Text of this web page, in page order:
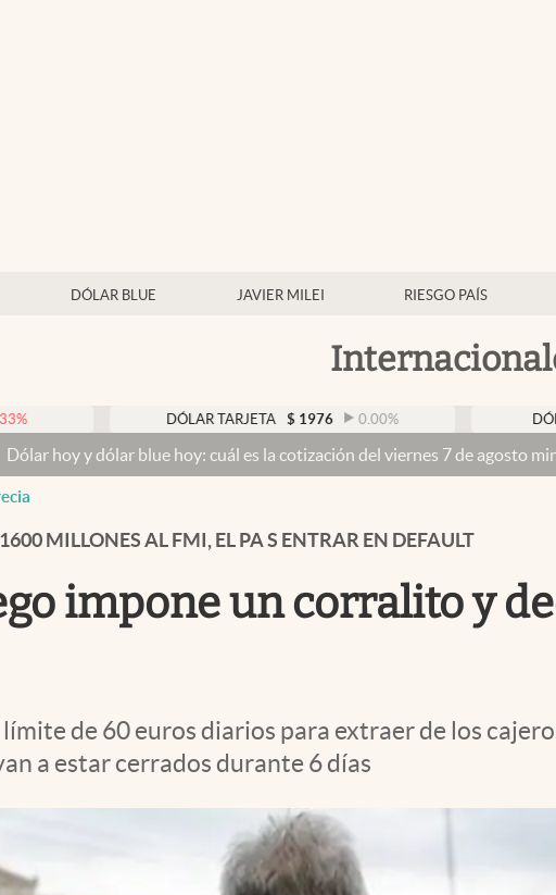
DÓLAR BLUE JAVIER MILEI RIESGO PAÍS
DÓLAR TARJETA $ 1976 0.00% DÓLAR MEP
blue hoy: cuál es la cotización del viernes 7 de agosto minuto a minuto
MILLONES AL FMI, EL PA S ENTRAR EN DEFAULT
impone un corralito y
de 60 euros diarios para extraer de los
a estar cerrados durante 6 días